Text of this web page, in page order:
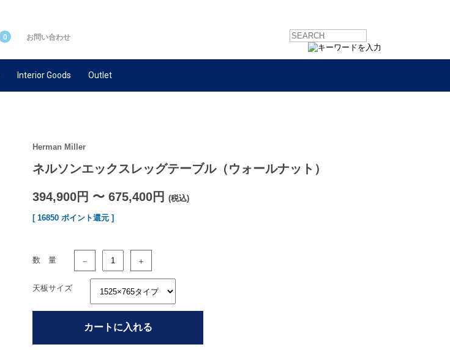
0 お問い合わせ
Interior Goods Outlet
Herman Miller
ネルソンエックスレッグテーブル（ウォールナット）
394,900円 〜 675,400円 (税込)
[ 16850 ポイント還元 ]
数 量 － ＋
天板サイズ
カートに入れる